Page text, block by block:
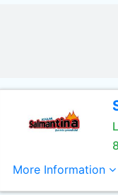
More Information